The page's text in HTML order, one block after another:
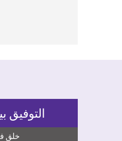
التوفيق
خلق